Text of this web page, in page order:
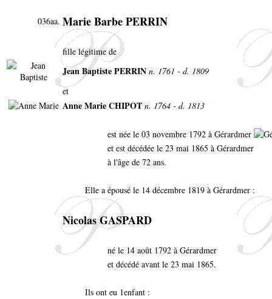
036aa. Marie Barbe PERRIN
fille légitime de
Jean Baptiste PERRIN n. 1761 - d. 1809
et
Anne Marie CHIPOT n. 1764 - d. 1813
est née le 03 novembre 1792 à Gérardmer
et est décédée le 23 mai 1865 à Gérardmer
à l'âge de 72 ans.
Elle a épousé le 14 décembre 1819 à Gérardmer :
Nicolas GASPARD
né le 14 août 1792 à Gérardmer
et décédé avant le 23 mai 1865.
Ils ont eu 1enfant :